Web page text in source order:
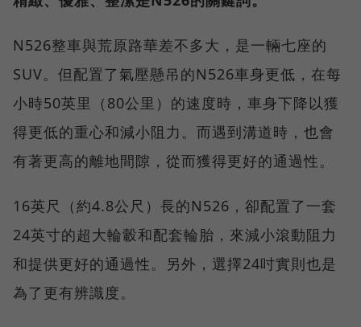
N526整車與荒原路華差不多大，是一輛七座的
SUV。但配置了氣壓懸吊的N526車身更低，在每
小時50英里（80公里）的速度時，車身下降以獲
得更低的重心和減小阻力。而遇到溝道時，也會
有著更高的離地間隙，從而獲得更好的通過性。
16英尺（約4.8公尺）長的N526，卻配置了一套
24英寸的超大輪轂和配套輪胎，來減小滾動阻力
和提供更好的通過性。另外，選擇24吋實則也是
為了更有辨識度。